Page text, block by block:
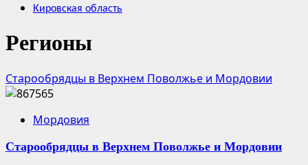
Кировская область
Регионы
Старообрядцы в Верхнем Поволжье и Мордовии
Мордовия
Старообрядцы в Верхнем Поволжье и Мордовии